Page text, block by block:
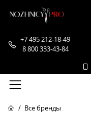
+7 495 212-18-49
8 800 333-43-84
Все бренды